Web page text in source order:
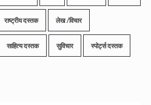
राष्ट्रीय दस्तक लेख /विचार
साहित्य दस्तक सुविचार स्पोर्ट्स दस्तक